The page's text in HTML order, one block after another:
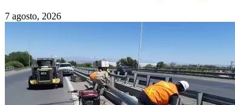
7 agosto, 2026